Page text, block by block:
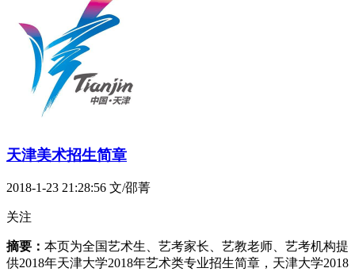
天津美术招生简章
2018-1-23 21:28:56 文/邵菁
关注
摘要： 本页为全国艺术生、艺考家长、艺教老师、艺考机构提
供2018年天津大学2018年艺术类专业招生简章，天津大学2018